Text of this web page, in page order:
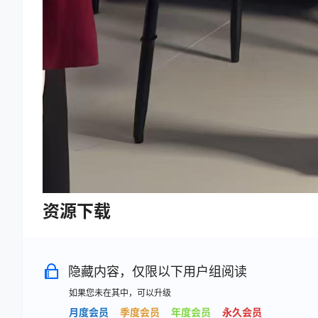
资源下载
隐藏内容，仅限以下用户组阅读
如果您未在其中，可以升级
月度会员 季度会员 年度会员 永久会员